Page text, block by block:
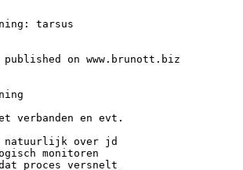
tarsus
on www.brunott.biz
verbanden en evt.
natuurlijk over jd
monitoren
dat proces versnelt